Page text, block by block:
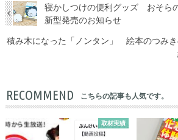
寝かしつけの便利グッズ おそら
新型発売のお知らせ
積み木になった「ノンタン」 絵本のつみ
RECOMMEND こちらの記事も人気です。
取材実績